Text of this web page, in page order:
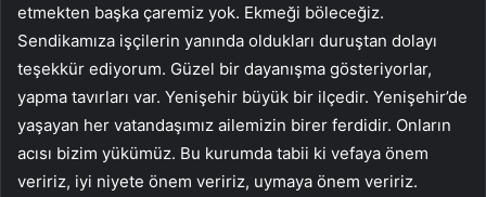
etmekten başka çaremiz yok. Ekmeği böleceğiz.
Sendikamıza işçilerin yanında oldukları duruştan dolayı
teşekkür ediyorum. Güzel bir dayanışma gösteriyorlar,
yapma tavırları var. Yenişehir büyük bir ilçedir. Yenişehir’de
yaşayan her vatandaşımız ailemizin birer ferdidir. Onların
acısı bizim yükümüz. Bu kurumda tabii ki vefaya önem
veririz, iyi niyete önem veririz, uymaya önem veririz.